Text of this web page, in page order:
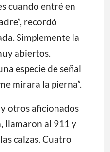
cuando entré en
recordó
Simplemente la
abiertos.
especie de señal
mirara la pierna”.
otros aficionados
llamaron al 911 y
calzas. Cuatro